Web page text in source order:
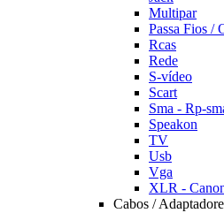
Multipar
Passa Fios /
Rcas
Rede
S-vídeo
Scart
Sma - Rp-
Speakon
TV
Usb
Vga
XLR -
Cabos /